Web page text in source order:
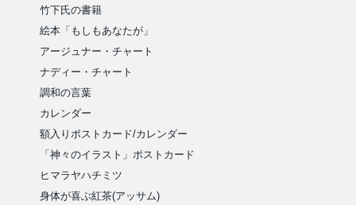
竹下氏の書籍
絵本「もしもあなたが」
アージュナー・チャート
ナディー・チャート
調和の言葉
カレンダー
額入りポストカード/カレンダー
「神々のイラスト」ポストカード
ヒマラヤハチミツ
身体が喜ぶ紅茶(アッサム)